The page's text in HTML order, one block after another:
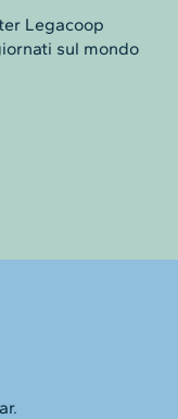
Legacoop
sul mondo